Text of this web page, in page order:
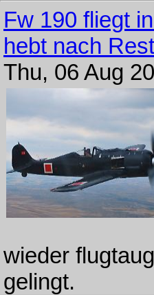
Fw 190 fliegt
hebt nach
Thu, 06 Aug
wieder
gelingt.